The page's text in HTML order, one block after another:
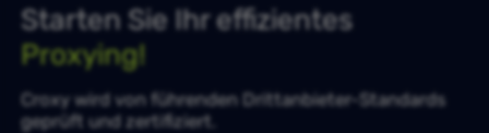
Starten Sie Ihr effizientes
Proxying!
Croxy wird von führenden Drittanbieter-Standards
geprüft und zertifiziert.